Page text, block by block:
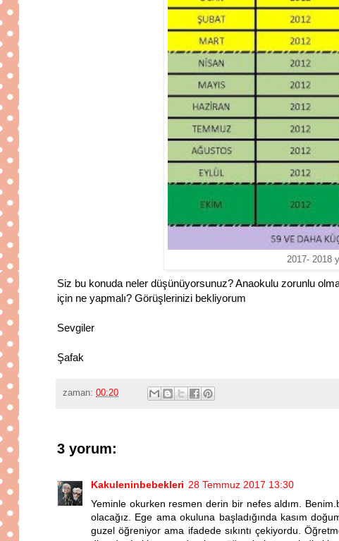
2017- 2018
Siz bu konuda neler düşünüyorsunuz? Anaokulu zorunlu
için ne yapmalı? Görüşlerinizi bekliyorum
Sevgiler
Şafak
zaman: 00:20
3 yorum:
Kakuleninbebekleri 28 Temmuz 2017 13:30
Yeminle okurken resmen derin bir nefes aldım.
olacağız. Ege ama okuluna başladığında kasım
guzel öğreniyor ama ifadede sıkıntı çekiyordu.